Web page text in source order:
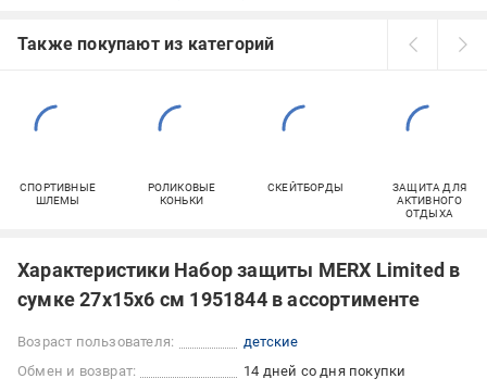
Также покупают из категорий
СПОРТИВНЫЕ
ШЛЕМЫ
РОЛИКОВЫЕ
КОНЬКИ
СКЕЙТБОРДЫ
ЗАЩИТА ДЛЯ
АКТИВНОГО
ОТДЫХА
Характеристики Набор защиты MERX Limited в
сумке 27х15х6 см 1951844 в ассортименте
Возраст пользователя:
детские
Обмен и возврат:
14 дней со дня покупки